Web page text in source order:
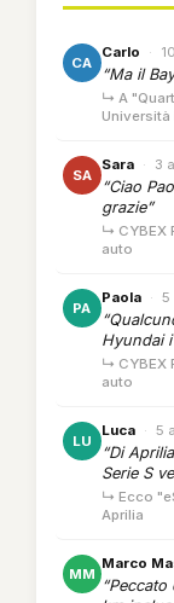
CA
Carlo ·
“Ma il
↳ A
SA
Sara · 3
“Ciao
grazie”
↳ CYBEX
auto
PA
Paola · 5
Hyundai
↳ CYBEX
auto
LU
Luca · 5
“Di
Serie S
↳ Ecco
Aprilia
MM
Marco